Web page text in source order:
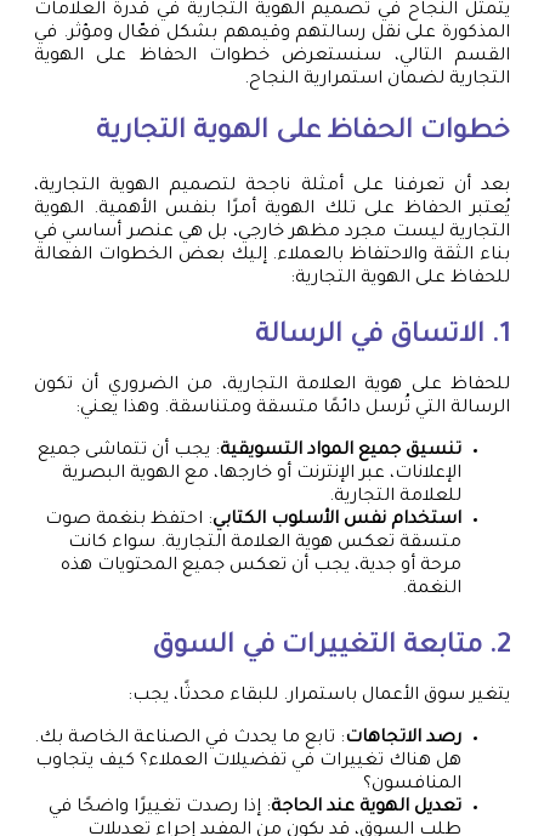
يتمثل النجاح في تصميم الهوية التجارية في قدرة العلامات
المذكورة على نقل رسالتهم وقيمهم بشكل فعّال ومؤثر. في
القسم التالي، سنستعرض خطوات الحفاظ على الهوية
التجارية لضمان استمرارية النجاح.
خطوات الحفاظ على الهوية التجارية
بعد أن تعرفنا على أمثلة ناجحة لتصميم الهوية التجارية،
يُعتبر الحفاظ على تلك الهوية أمرًا بنفس الأهمية. الهوية
التجارية ليست مجرد مظهر خارجي، بل هي عنصر أساسي في
بناء الثقة والاحتفاظ بالعملاء. إليك بعض الخطوات الفعالة
للحفاظ على الهوية التجارية:
1. الاتساق في الرسالة
للحفاظ على هوية العلامة التجارية، من الضروري أن تكون
الرسالة التي تُرسل دائمًا متسقة ومتناسقة. وهذا يعني:
تنسيق جميع المواد التسويقية: يجب أن تتماشى جميع
الإعلانات، عبر الإنترنت أو خارجها، مع الهوية البصرية
للعلامة التجارية.
استخدام نفس الأسلوب الكتابي: احتفظ بنغمة صوت
متسقة تعكس هوية العلامة التجارية. سواء كانت
مرحة أو جدية، يجب أن تعكس جميع المحتويات هذه
النغمة.
2. متابعة التغييرات في السوق
يتغير سوق الأعمال باستمرار. للبقاء محدثًا، يجب:
رصد الاتجاهات: تابع ما يحدث في الصناعة الخاصة بك.
هل هناك تغييرات في تفضيلات العملاء؟ كيف يتجاوب
المنافسون؟
تعديل الهوية عند الحاجة: إذا رصدت تغييرًا واضحًا في
طلب السوق، قد يكون من المفيد إجراء تعديلات